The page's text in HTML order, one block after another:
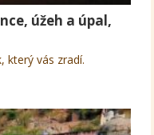
úžeh a úpal,
který vás zradí.